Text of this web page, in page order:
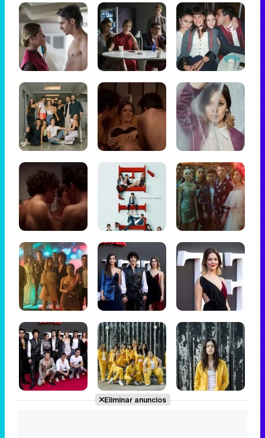
Eliminar anuncios